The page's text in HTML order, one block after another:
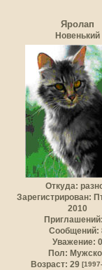
Яролап
Новенький
Откуда:
Зарегистрирован:
2010
Приглашений:
Сообщений:
Уважение: 0
Пол:
Возраст: 29